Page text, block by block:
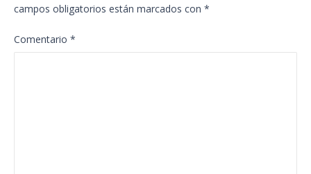
campos obligatorios están marcados con *
Comentario *